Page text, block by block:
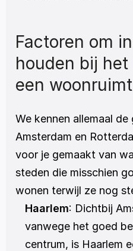
Factoren om
houden bij
een
We kennen allemaal
Amsterdam en
voor je gemaakt van
steden die misschien
wonen terwijl ze nog
Haarlem: Dichtbij
vanwege het goed
centrum, is Haarlem